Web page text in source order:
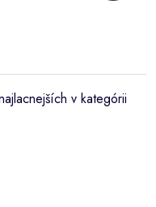
v kategórii